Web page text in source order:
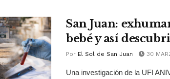
San Juan:
bebé y así
Por El Sol de San Juan 30
Una investigación de la UFI